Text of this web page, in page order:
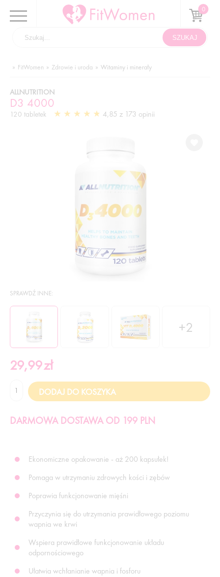
FitWomen Zdrowie i uroda Witaminy i minerały
D3 4000
ALLNUTRITION
120 tabletek 4,85 z 173 opinii
SPRAWDŹ INNE:
+2
29,99zł
DARMOWA DOSTAWA OD 199 PLN
Ekonomiczne opakowanie - aż 200 kapsułek!
Pomaga w utrzymaniu zdrowych kości i zębów
Poprawia funkcjonowanie mięśni
Przyczynia się do utrzymania prawidłowego poziomu
wapnia we krwi
Wspiera prawidłowe funkcjonowanie układu
odpornościowego
Ułatwia wchłanianie wapnia i fosforu